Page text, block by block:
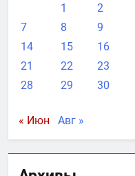
1
2
7
8 9
14
15 16
21
22 23
28
29 30
« Июн Авг »